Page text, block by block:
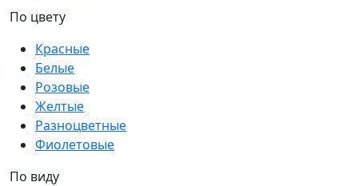
По цвету
Красные
Белые
Розовые
Желтые
Разноцветные
Фиолетовые
По виду